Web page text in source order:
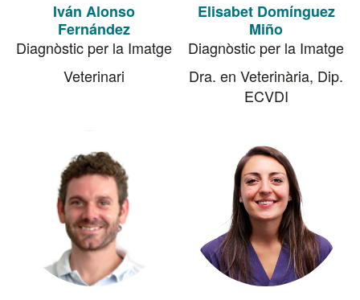
Iván Alonso
Fernández
Diagnòstic per la Imatge
Veterinari
Elisabet Domínguez
Miño
Diagnòstic per la Imatge
Dra. en Veterinària, Dip.
ECVDI